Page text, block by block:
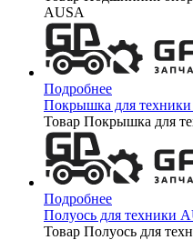
AUSA
Подробнее
Покрышка для
Товар Покрышка для
Подробнее
Полуось для техники
Товар Полуось для